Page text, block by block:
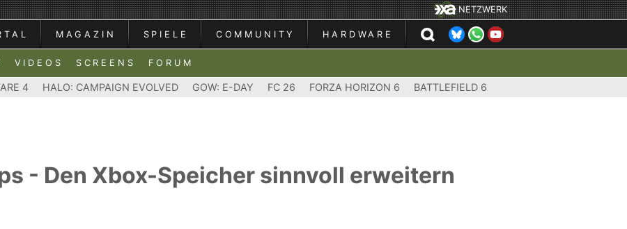
NETZWERK
MAGAZIN SPIELE COMMUNITY HARDWARE
VIDEOS SCREENS FORUM
4 HALO: CAMPAIGN EVOLVED GOW: E-DAY FC 26 FORZA HORIZON 6 BATTLEFIELD 6
- Den Xbox-Speicher sinnvoll erweitern